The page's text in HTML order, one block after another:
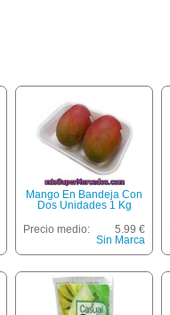
Mango En Bandeja Con
Dos Unidades 1 Kg
Precio medio:
5.99 €
Sin Marca